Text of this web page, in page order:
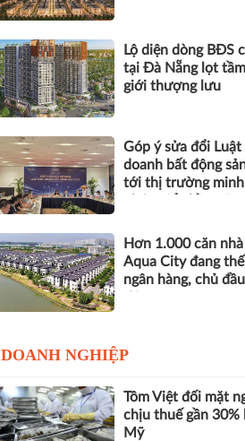
Lộ diện dòng BĐS
tại Đà Nẵng lọt
giới thượng lưu
Góp ý sửa đổi
doanh bất động
tới thị trường minh
Hơn 1.000 căn
Aqua City đang
ngân hàng, chủ
DOANH NGHIỆP
Tôm Việt đối mặt
chịu thuế gần 30%
Mỹ